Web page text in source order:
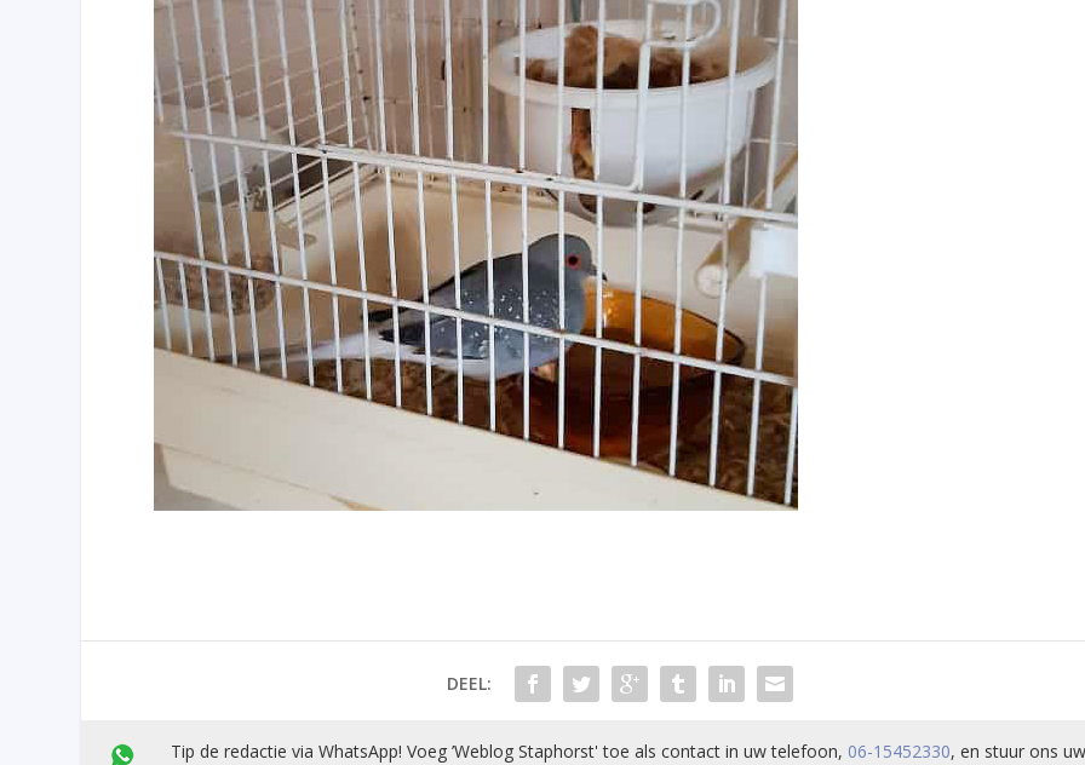
DEEL:
Tip de redactie via WhatsApp! Voeg ’Weblog Staphorst' toe als contact in uw telefoon, 06-15452330, en stuur ons